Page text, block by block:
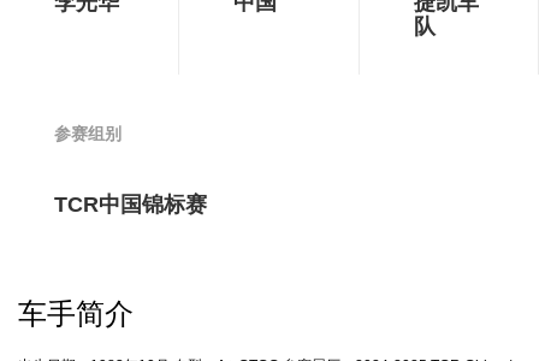
队
参赛组别
TCR中国锦标赛
车手简介